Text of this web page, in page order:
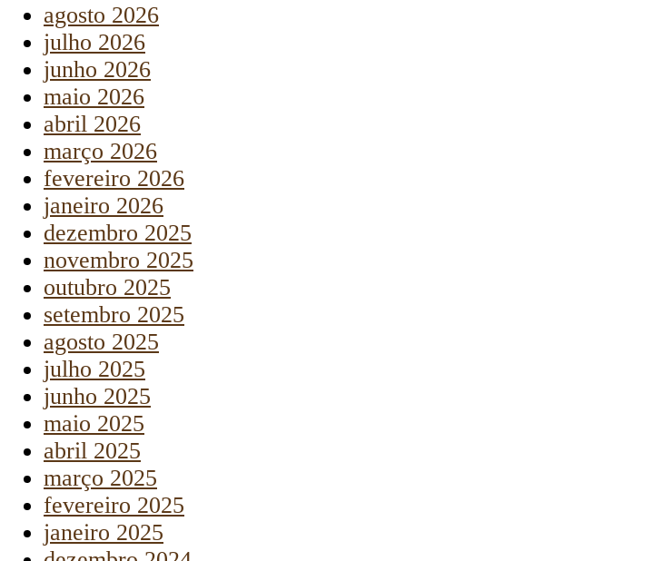
agosto 2026
julho 2026
junho 2026
maio 2026
abril 2026
março 2026
fevereiro 2026
janeiro 2026
dezembro 2025
novembro 2025
outubro 2025
setembro 2025
agosto 2025
julho 2025
junho 2025
maio 2025
abril 2025
março 2025
fevereiro 2025
janeiro 2025